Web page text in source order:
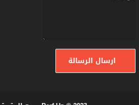
ارسال الرسالة